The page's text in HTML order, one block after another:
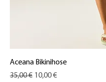
Aceana Bikinihose
Standardpreis
35,00 € Sale-Preis
10,00 €